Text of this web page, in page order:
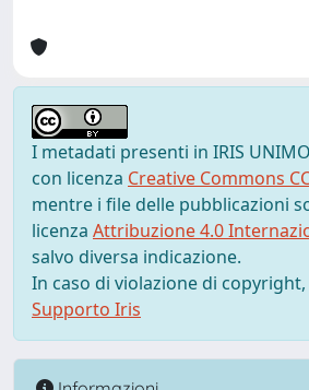
I metadati presenti in IRIS
con licenza Creative Commons
mentre i file delle pubblicazioni
licenza Attribuzione 4.0
salvo diversa indicazione.
In caso di violazione di
Supporto Iris